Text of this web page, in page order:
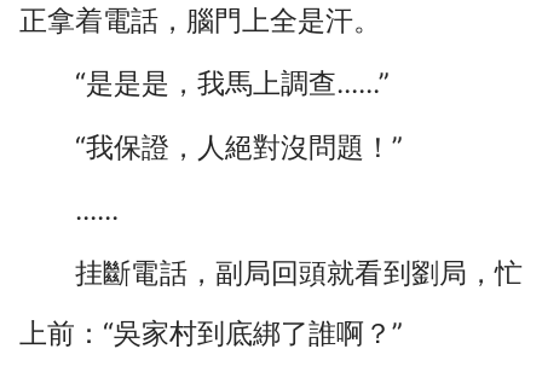
正拿着電話，腦門上全是汗。
“是是是，我馬上調查......”
“我保證，人絕對沒問題！”
......
挂斷電話，副局回頭就看到劉局，忙
上前：“吳家村到底綁了誰啊？”